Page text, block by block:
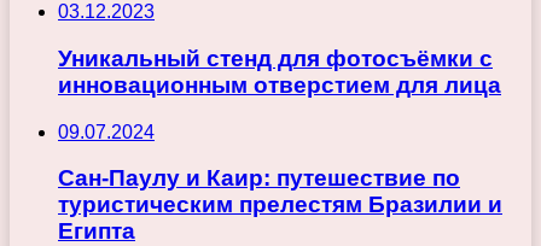
03.12.2023
Уникальный стенд для фотосъёмки с
инновационным отверстием для лица
09.07.2024
Сан-Паулу и Каир: путешествие по
туристическим прелестям Бразилии и
Египта